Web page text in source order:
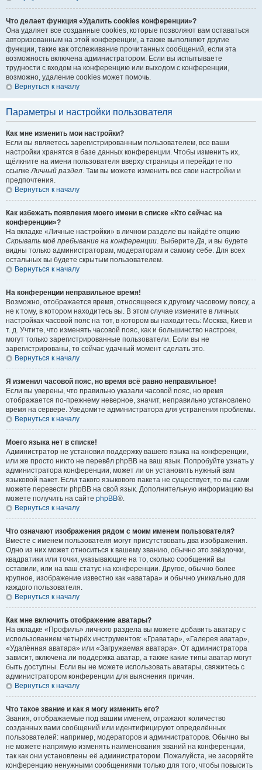
Что делает функция «Удалить cookies конференции»?
Она удаляет все созданные cookies, которые позволяют вам оставаться
авторизованным на этой конференции, а также выполняют другие
функции, такие как отслеживание прочитанных сообщений, если эта
возможность включена администратором. Если вы испытываете
трудности с входом на конференцию или выходом с конференции,
возможно, удаление cookies может помочь.
Вернуться к началу
Параметры и настройки пользователя
Как мне изменить мои настройки?
Если вы являетесь зарегистрированным пользователем, все ваши
настройки хранятся в базе данных конференции. Чтобы изменить их,
щёлкните на имени пользователя вверху страницы и перейдите по
ссылкеЛичный раздел. Там вы можете изменить все свои настройки и
предпочтения.
Вернуться к началу
Как избежать появления моего имени в списке «Кто сейчас на
конференции»?
На вкладке «Личные настройки» в личном разделе вы найдёте опцию
Скрывать моё пребывание на конференции. ВыберитеДа, и вы будете
видны только администраторам, модераторам и самому себе. Для всех
остальных вы будете скрытым пользователем.
Вернуться к началу
На конференции неправильное время!
Возможно, отображается время, относящееся к другому часовому поясу, а
не к тому, в котором находитесь вы. В этом случае измените в личных
настройках часовой пояс на тот, в котором вы находитесь: Москва, Киев и
т. д. Учтите, что изменять часовой пояс, как и большинство настроек,
могут только зарегистрированные пользователи. Если вы не
зарегистрированы, то сейчас удачный момент сделать это.
Вернуться к началу
Я изменил часовой пояс, но время всё равно неправильное!
Если вы уверены, что правильно указали часовой пояс, но время
отображается по-прежнему неверное, значит, неправильно установлено
время на сервере. Уведомите администратора для устранения проблемы.
Вернуться к началу
Моего языка нет в списке!
Администратор не установил поддержку вашего языка на конференции,
или же просто никто не перевёл phpBB на ваш язык. Попробуйте узнать у
администратора конференции, может ли он установить нужный вам
языковой пакет. Если такого языкового пакета не существует, то вы сами
можете перевести phpBB на свой язык. Дополнительную информацию вы
можете получить на сайте phpBB®.
Вернуться к началу
Что означают изображения рядом с моим именем пользователя?
Вместе с именем пользователя могут присутствовать два изображения.
Одно из них может относиться к вашему званию, обычно это звёздочки,
квадратики или точки, указывающие на то, сколько сообщений вы
оставили, или на ваш статус на конференции. Другое, обычно более
крупное, изображение известно как «аватара» и обычно уникально для
каждого пользователя.
Вернуться к началу
Как мне включить отображение аватары?
На вкладке «Профиль» личного раздела вы можете добавить аватару с
использованием четырёх инструментов: «Граватар», «Галерея аватар»,
«Удалённая аватара» или «Загружаемая аватара». От администратора
зависит, включена ли поддержка аватар, а также какие типы аватар могут
быть доступны. Если вы не можете использовать аватары, свяжитесь с
администратором конференции для выяснения причин.
Вернуться к началу
Что такое звание и как я могу изменить его?
Звания, отображаемые под вашим именем, отражают количество
созданных вами сообщений или идентифицируют определённых
пользователей: например, модераторов и администраторов. Обычно вы
не можете напрямую изменять наименования званий на конференции,
так как они установлены её администратором. Пожалуйста, не засоряйте
конференцию ненужными сообщениями только для того, чтобы повысить